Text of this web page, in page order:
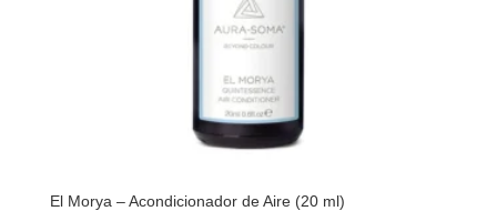
El Morya – Acondicionador de Aire (20 ml)